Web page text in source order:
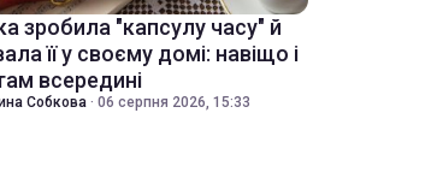
зробила "капсулу часу" й
її у своєму домі: навіщо і
всередині
Собкова · 06 серпня 2026, 15:33